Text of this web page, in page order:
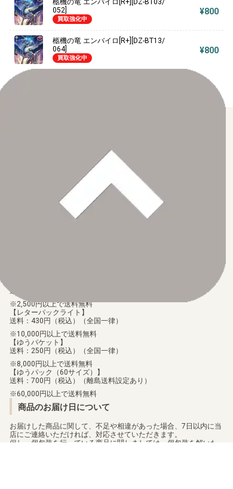
柩機の竜 エンバイロ[R+][DZ-BT03/
052]
買取強化中
¥800
柩機の竜 エンバイロ[R+][DZ-BT13/
064]
買取強化中
¥800
各種ブランドのカードをご利用いただけます。
【Paidy（後払い/コンビニ払い）】
お支払後の在庫確保となりますため、お早めにお支払をお願いし
なお、お支払口座は、注文確認メールに記載しております。
振込手数料はお客様負担となります。
送料：100円（税込）（全国一律）
2,500円以上で送料無料
【レターパックライト】
送料：430円（税込）（全国一律）
10,000円以上で送料無料
【ゆうパケット】
送料：250円（税込）（全国一律）
8,000円以上で送料無料
【ゆうパック（60サイズ）】
送料：700円（税込）（離島送料設定あり）
60,000円以上で送料無料
商品のお届け日について
お届けした商品に関して、不足や相違があった場合、7日以内に当
店にご連絡いただければ、対応させていただきます。
但し、個包装を行っている商品に関しましては、個包装を解いた